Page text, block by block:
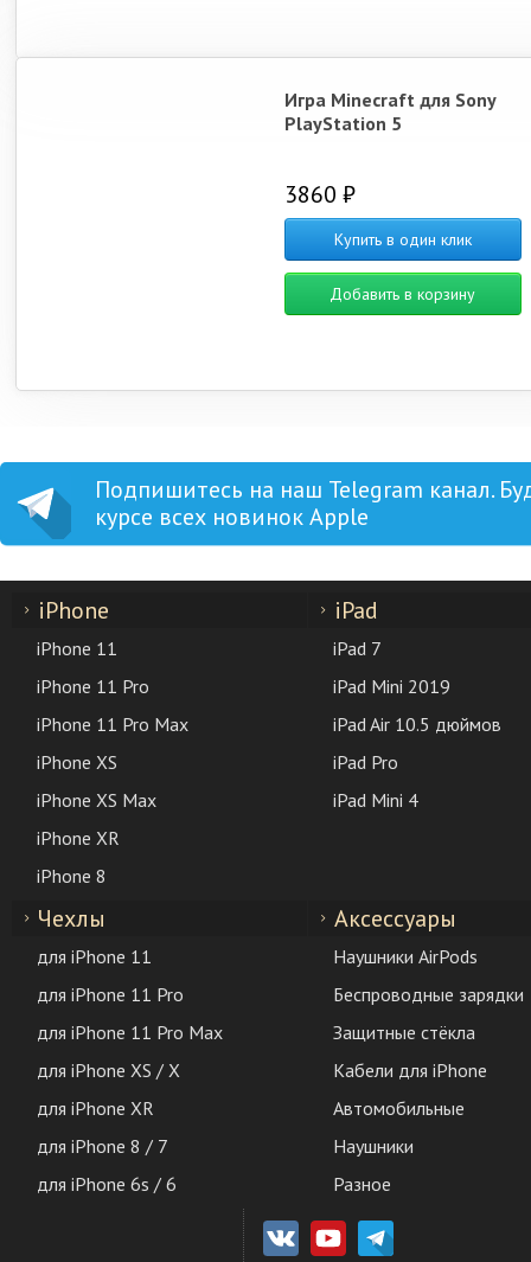
Игра Minecraft для Sony
PlayStation 5
3860 ₽
Купить в один клик
Добавить в корзину
Подпишитесь на наш Telegram канал.
курсе всех новинок Apple
iPhone
iPhone 11
iPhone 11 Pro
iPhone 11 Pro Max
iPhone XS
iPhone XS Max
iPhone XR
iPhone 8
iPad
iPad 7
iPad Mini 2019
iPad Air 10.5 дюймов
iPad Pro
iPad Mini 4
Чехлы
для iPhone 11
для iPhone 11 Pro
для iPhone 11 Pro Max
для iPhone XS / X
для iPhone XR
для iPhone 8 / 7
для iPhone 6s / 6
Аксессуары
Наушники AirPods
Беспроводные зарядки
Защитные стёкла
Кабели для iPhone
Автомобильные
Наушники
Разное